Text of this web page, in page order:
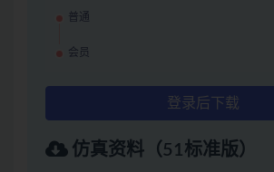
普通
会员
登录后下载
仿真资料（51标准版）